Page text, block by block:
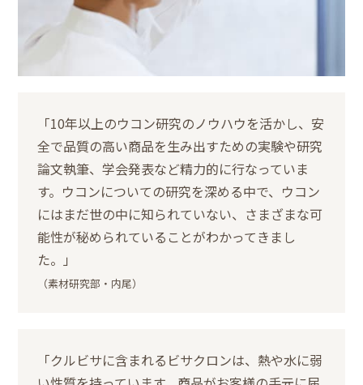
「10年以上のウコン研究のノウハウを活かし、安
全で品質の高い商品を生み出すための実験や研究
論文執筆、学会発表など精力的に行なっていま
す。ウコンについての研究を深める中で、ウコン
にはまだ世の中に知られていない、さまざまな可
能性が秘められていることがわかってきまし
た。」
（素材研究部・内尾）
「クルビサに含まれるビサクロンは、熱や水に弱